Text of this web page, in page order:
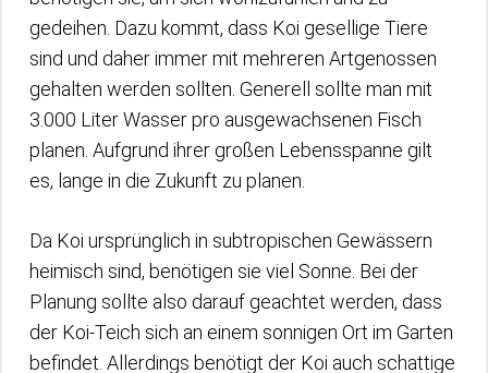
gedeihen. Dazu kommt, dass Koi gesellige Tiere
sind und daher immer mit mehreren Artgenossen
gehalten werden sollten. Generell sollte man mit
3.000 Liter Wasser pro ausgewachsenen Fisch
planen. Aufgrund ihrer großen Lebensspanne gilt
es, lange in die Zukunft zu planen.
Da Koi ursprünglich in subtropischen Gewässern
heimisch sind, benötigen sie viel Sonne. Bei der
Planung sollte also darauf geachtet werden, dass
der Koi-Teich sich an einem sonnigen Ort im Garten
befindet. Allerdings benötigt der Koi auch schattige